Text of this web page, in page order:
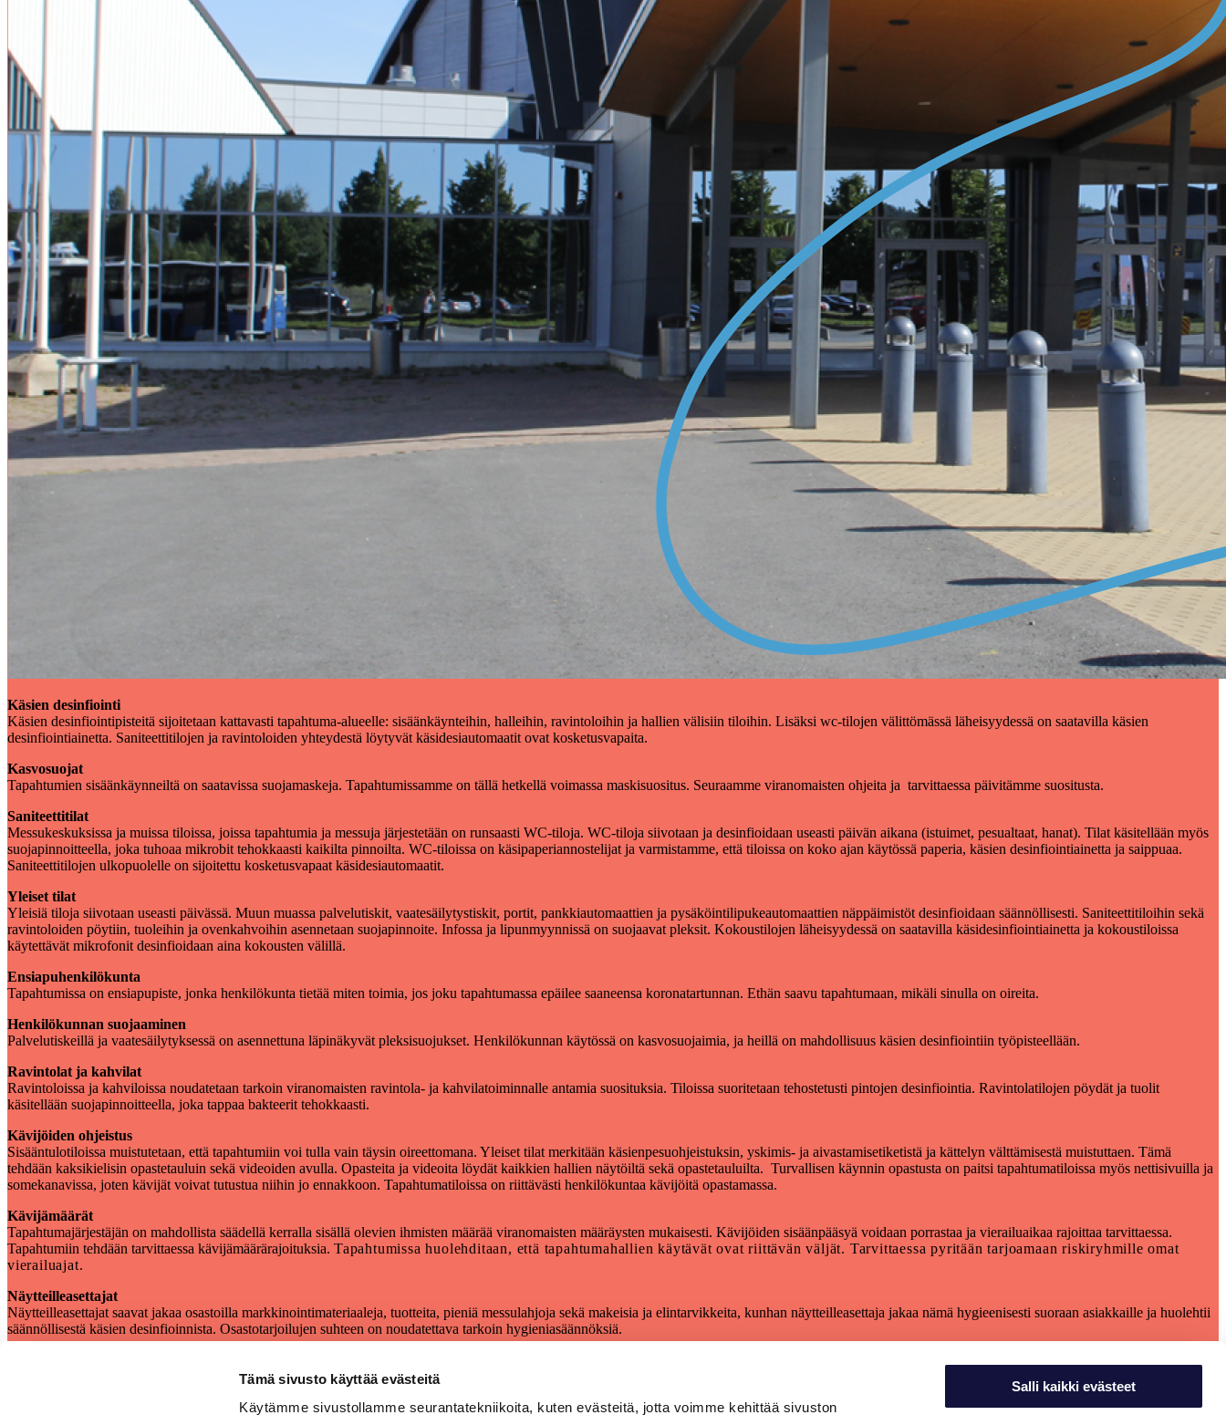
Tämä sivusto käyttää evästeitä
Käytämme sivustollamme seurantatekniikoita, kuten evästeitä, jotta voimme kehittää sivuston
Salli kaikki evästeet
Käsien desinfiointi
Käsien desinfiointipisteitä sijoitetaan kattavasti tapahtuma-alueelle: sisäänkäynteihin, halleihin, ravintoloihin ja hallien välisiin tiloihin. Lisäksi wc-tilojen välittömässä läheisyydessä on saatavilla käsien
desinfiointiainetta. Saniteettitilojen ja ravintoloiden yhteydestä löytyvät käsidesiautomaatit ovat kosketusvapaita.
Kasvosuojat
Tapahtumien sisäänkäynneiltä on saatavissa suojamaskeja. Tapahtumissamme on tällä hetkellä voimassa maskisuositus. Seuraamme viranomaisten ohjeita ja tarvittaessa päivitämme suositusta.
Saniteettitilat
Messukeskuksissa ja muissa tiloissa, joissa tapahtumia ja messuja järjestetään on runsaasti WC-tiloja. WC-tiloja siivotaan ja desinfioidaan useasti päivän aikana (istuimet, pesualtaat, hanat). Tilat käsitellään myös
suojapinnoitteella, joka tuhoaa mikrobit tehokkaasti kaikilta pinnoilta. WC-tiloissa on käsipaperiannostelijat ja varmistamme, että tiloissa on koko ajan käytössä paperia, käsien desinfiointiainetta ja saippuaa.
Saniteettitilojen ulkopuolelle on sijoitettu kosketusvapaat käsidesiautomaatit.
Yleiset tilat
Yleisiä tiloja siivotaan useasti päivässä. Muun muassa palvelutiskit, vaatesäilytystiskit, portit, pankkiautomaattien ja pysäköintilipukeautomaattien näppäimistöt desinfioidaan säännöllisesti. Saniteettitiloihin sekä
ravintoloiden pöytiin, tuoleihin ja ovenkahvoihin asennetaan suojapinnoite. Infossa ja lipunmyynnissä on suojaavat pleksit. Kokoustilojen läheisyydessä on saatavilla käsidesinfiointiainetta ja kokoustiloissa
käytettävät mikrofonit desinfioidaan aina kokousten välillä.
Ensiapuhenkilökunta
Tapahtumissa on ensiapupiste, jonka henkilökunta tietää miten toimia, jos joku tapahtumassa epäilee saaneensa koronatartunnan. Ethän saavu tapahtumaan, mikäli sinulla on oireita.
Henkilökunnan suojaaminen
Palvelutiskeillä ja vaatesäilytyksessä on asennettuna läpinäkyvät pleksisuojukset. Henkilökunnan käytössä on kasvosuojaimia, ja heillä on mahdollisuus käsien desinfiointiin työpisteellään.
Ravintolat ja kahvilat
Ravintoloissa ja kahviloissa noudatetaan tarkoin viranomaisten ravintola- ja kahvilatoiminnalle antamia suosituksia. Tiloissa suoritetaan tehostetusti pintojen desinfiointia. Ravintolatilojen pöydät ja tuolit
käsitellään suojapinnoitteella, joka tappaa bakteerit tehokkaasti.
Kävijöiden ohjeistus
Sisääntulotiloissa muistutetaan, että tapahtumiin voi tulla vain täysin oireettomana. Yleiset tilat merkitään käsienpesuohjeistuksin, yskimis- ja aivastamisetiketistä ja kättelyn välttämisestä muistuttaen. Tämä
tehdään kaksikielisin opastetauluin sekä videoiden avulla. Opasteita ja videoita löydät kaikkien hallien näytöiltä sekä opastetauluilta. Turvallisen käynnin opastusta on paitsi tapahtumatiloissa myös nettisivuilla ja
somekanavissa, joten kävijät voivat tutustua niihin jo ennakkoon. Tapahtumatiloissa on riittävästi henkilökuntaa kävijöitä opastamassa.
Kävijämäärät
Tapahtumajärjestäjän on mahdollista säädellä kerralla sisällä olevien ihmisten määrää viranomaisten määräysten mukaisesti. Kävijöiden sisäänpääsyä voidaan porrastaa ja vierailuaikaa rajoittaa tarvittaessa.
Tapahtumiin tehdään tarvittaessa kävijämäärärajoituksia. Tapahtumissa huolehditaan, että tapahtumahallien käytävät ovat riittävän väljät. Tarvittaessa pyritään tarjoamaan riskiryhmille omat
vierailuajat.
Näytteilleasettajat
Näytteilleasettajat saavat jakaa osastoilla markkinointimateriaaleja, tuotteita, pieniä messulahjoja sekä makeisia ja elintarvikkeita, kunhan näytteilleasettaja jakaa nämä hygieenisesti suoraan asiakkaille ja huolehtii
säännöllisestä käsien desinfioinnista. Osastotarjoilujen suhteen on noudatettava tarkoin hygieniasäännöksiä.
Olemme laatineet valmiita graafisia materiaaleja asiakkaidemme ja sidosryhmiemme käyttöön.